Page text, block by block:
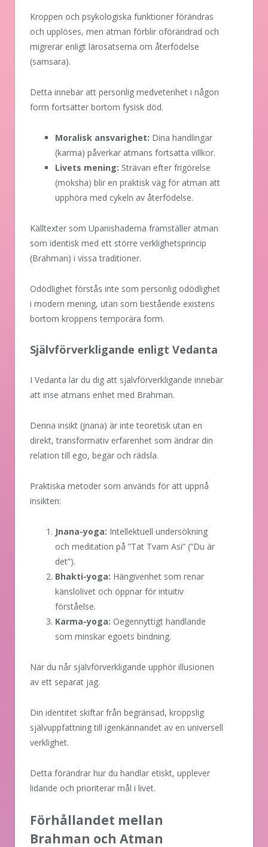
Kroppen och psykologiska funktioner förändras
och upplöses, men atman förblir oförändrad och
migrerar enligt lärosatserna om återfödelse
(samsara).
Detta innebär att personlig medvetenhet i någon
form fortsätter bortom fysisk död.
Moralisk ansvarighet: Dina handlingar
(karma) påverkar atmans fortsatta villkor.
Livets mening: Strävan efter frigörelse
(moksha) blir en praktisk väg för atman att
upphöra med cykeln av återfödelse.
Källtexter som Upanishaderna framställer atman
som identisk med ett större verklighetsprincip
(Brahman) i vissa traditioner.
Odödlighet förstås inte som personlig odödlighet
i modern mening, utan som bestående existens
bortom kroppens temporära form.
Självförverkligande enligt Vedanta
I Vedanta lär du dig att självförverkligande innebär
att inse atmans enhet med Brahman.
Denna insikt (jnana) är inte teoretisk utan en
direkt, transformativ erfarenhet som ändrar din
relation till ego, begär och rädsla.
Praktiska metoder som används för att uppnå
insikten:
Jnana-yoga: Intellektuell undersökning
och meditation på ”Tat Tvam Asi” (”Du är
det”).
Bhakti-yoga: Hängivenhet som renar
känslolivet och öppnar för intuitiv
förståelse.
Karma-yoga: Oegennyttigt handlande
som minskar egoets bindning.
När du når självförverkligande upphör illusionen
av ett separat jag.
Din identitet skiftar från begränsad, kroppslig
självuppfattning till igenkännandet av en universell
verklighet.
Detta förändrar hur du handlar etiskt, upplever
lidande och prioriterar mål i livet.
Förhållandet mellan
Brahman och Atman